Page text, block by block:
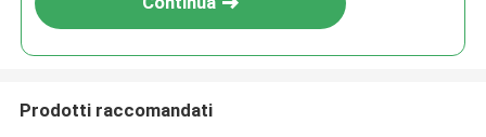
Prodotti raccomandati